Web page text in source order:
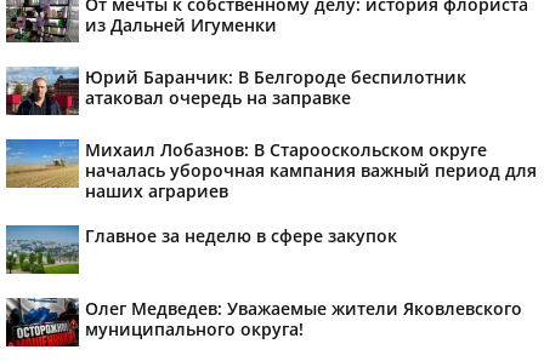
из Дальней Игуменки
Юрий Баранчик: В Белгороде беспилотник
атаковал очередь на заправке
Михаил Лобазнов: В Старооскольском округе
началась уборочная кампания важный период для
наших аграриев
Главное за неделю в сфере закупок
Олег Медведев: Уважаемые жители Яковлевского
муниципального округа!